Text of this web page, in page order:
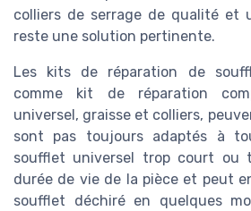
colliers de serrage de qualité et
reste une solution pertinente.
Les kits de réparation de
comme kit de réparation
universel, graisse et colliers,
sont pas toujours adaptés à
soufflet universel trop court ou
durée de vie de la pièce et peut
soufflet déchiré en quelques